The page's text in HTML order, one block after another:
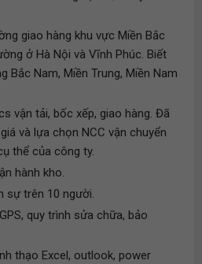
giao hàng khu vực Miền Bắc
ở Hà Nội và Vĩnh Phúc. Biết
Bắc Nam, Miền Trung, Miền Nam
vận tải, bốc xếp, giao hàng. Đã
và lựa chọn NCC vận chuyển
thể của công ty.
hành kho.
sự trên 10 người.
quy trình sửa chữa, bảo
thạo Excel, outlook, power